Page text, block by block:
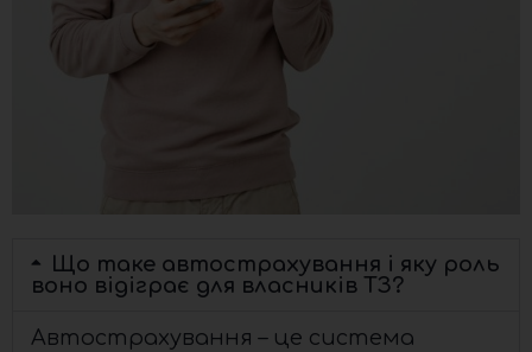
Що таке автострахування і яку роль
воно відіграє для власників ТЗ?
Автострахування – це система